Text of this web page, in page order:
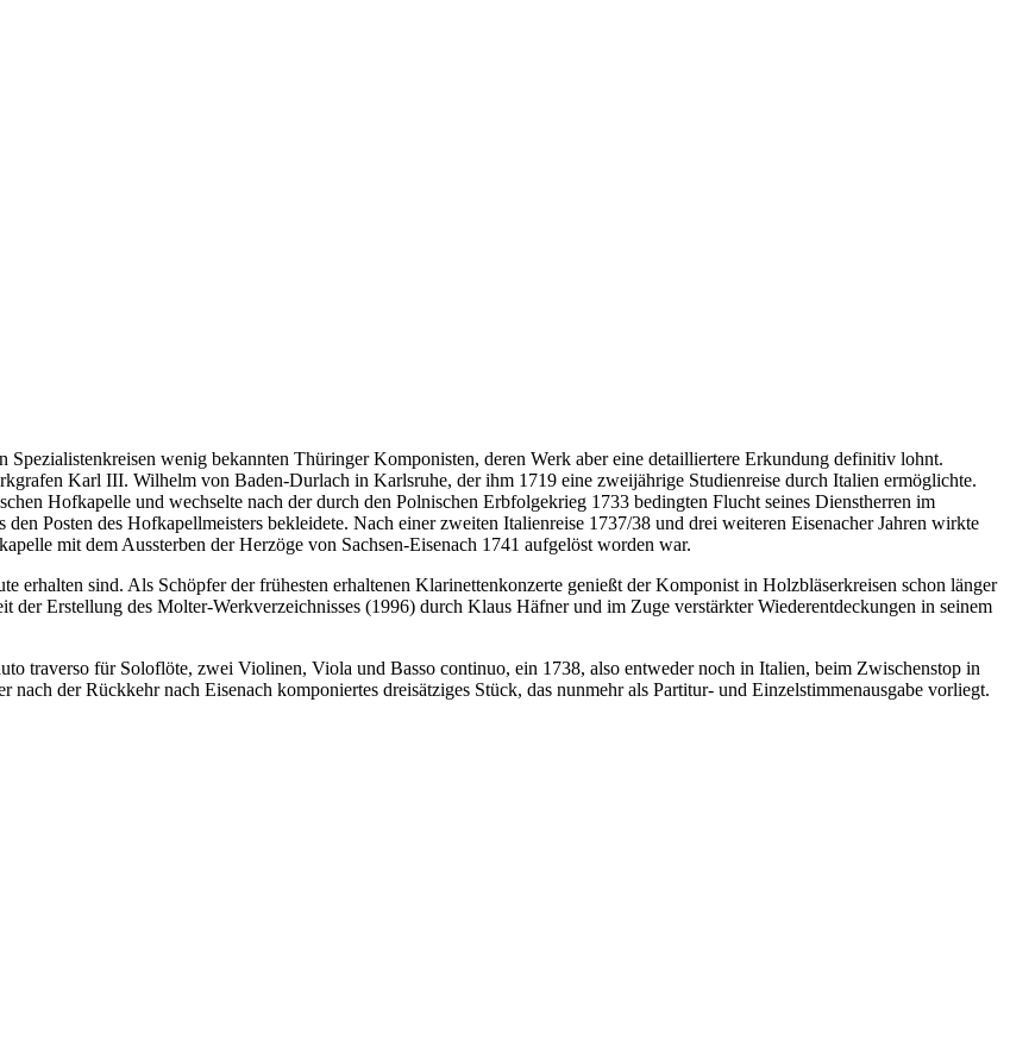
wenig bekannten Thüringer Komponisten, deren Werk aber eine detailliertere Erkundung definitiv lohnt.
Karl III. Wilhelm von Baden-Durlach in Karlsruhe, der ihm 1719 eine zweijährige Studienreise durch Italien ermöglichte.
Hofkapelle und wechselte nach der durch den Polnischen Erbfolgekrieg 1733 bedingten Flucht seines Dienstherren im
Posten des Hofkapellmeisters bekleidete. Nach einer zweiten Italienreise 1737/38 und drei weiteren Eisenacher Jahren wirkte
mit dem Aussterben der Herzöge von Sachsen-Eisenach 1741 aufgelöst worden war.
erhalten sind. Als Schöpfer der frühesten erhaltenen Klarinettenkonzerte genießt der Komponist in Holzbläserkreisen schon länger
der Erstellung des Molter-Werkverzeichnisses (1996) durch Klaus Häfner und im Zuge verstärkter Wiederentdeckungen in seinem
traverso für Soloflöte, zwei Violinen, Viola und Basso continuo, ein 1738, also entweder noch in Italien, beim Zwischenstop in
der Rückkehr nach Eisenach komponiertes dreisätziges Stück, das nunmehr als Partitur- und Einzelstimmenausgabe vorliegt.